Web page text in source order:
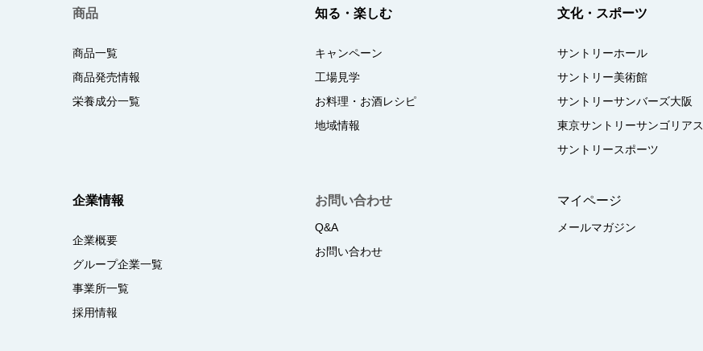
商品
商品一覧
商品発売情報
栄養成分一覧
知る・楽しむ
キャンペーン
工場見学
お料理・お酒レシピ
地域情報
文化・スポーツ
サントリーホール
サントリー美術館
サントリーサンバーズ大阪
東京サントリーサンゴリアス
サントリースポーツ
企業情報
企業概要
グループ企業一覧
事業所一覧
採用情報
お問い合わせ
Q&A
お問い合わせ
マイページ
メールマガジン